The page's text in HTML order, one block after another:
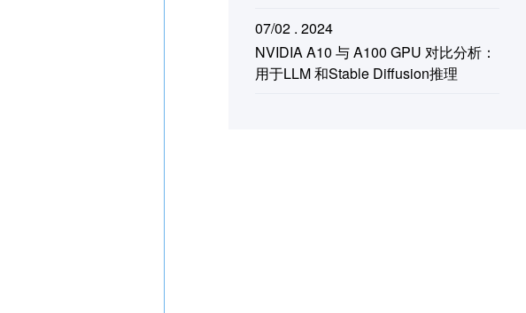
07/02 . 2024
NVIDIA A10 与 A100 GPU 对比分析：
用于LLM 和Stable Diffusion推理